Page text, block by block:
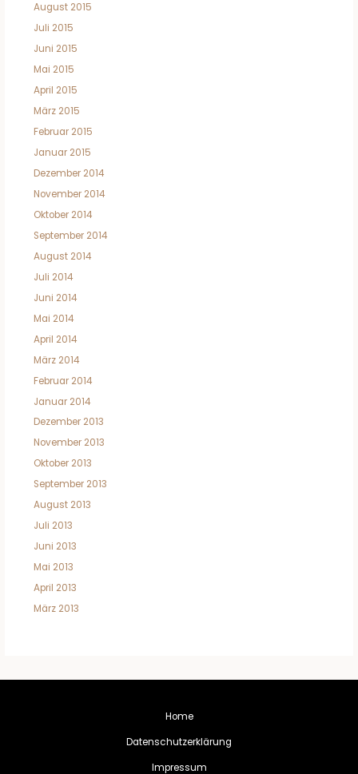
August 2015
Juli 2015
Juni 2015
Mai 2015
April 2015
März 2015
Februar 2015
Januar 2015
Dezember 2014
November 2014
Oktober 2014
September 2014
August 2014
Juli 2014
Juni 2014
Mai 2014
April 2014
März 2014
Februar 2014
Januar 2014
Dezember 2013
November 2013
Oktober 2013
September 2013
August 2013
Juli 2013
Juni 2013
Mai 2013
April 2013
März 2013
Home
Datenschutzerklärung
Impressum